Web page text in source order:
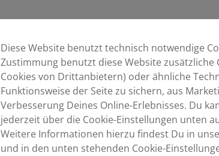
Diese Website benutzt technisch notwendige
Zustimmung benutzt diese Website zusätzliche
Cookies von Drittanbietern) oder ähnliche
Funktionsweise der Seite zu sichern, aus
Verbesserung Deines Online-Erlebnisses. Du
jederzeit über die Cookie-Einstellungen unten
Weitere Informationen hierzu findest Du in
und in den unten stehenden Cookie-